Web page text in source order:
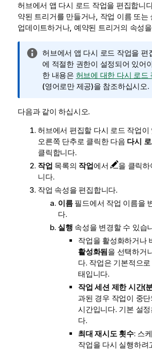
허브에서 앱 다시 로드 작업을 편집합니
약된 트리거를 만들거나, 작업 이름 또는
업데이트하거나, 예약된 트리거의 속성
정
보
메
모
허브에서 앱 다시 로드 작업을 편
에 적절한 권한이 설정되어 있어
한 내용은 허브에 대한 다시 로드
(영어로만 제공)을 참조하십시오.
다음과 같이 하십시오.
허브에서 편집할 다시 로드 작업이
오른쪽 단추로 클릭한 다음 다시
클릭합니다.
작업 목록의 작업에서
을 클릭
니다.
작업 속성을 편집합니다.
이름필드에서 작업 이름을
다.
실행 속성을 변경할 수 있습
작업을 활성화하거나
활성화됨을 선택하거
다. 작업은 기본적으로
태입니다.
작업 세션 제한 시간(
과된 경우 작업이 중
시간입니다. 기본 설
다.
최대 재시도 횟수: 스
작업을 다시 실행하려